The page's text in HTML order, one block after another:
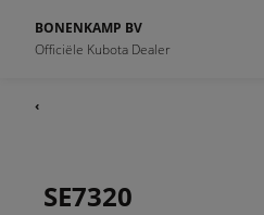
BONENKAMP BV
Officiële Kubota Dealer
‹
SE7320